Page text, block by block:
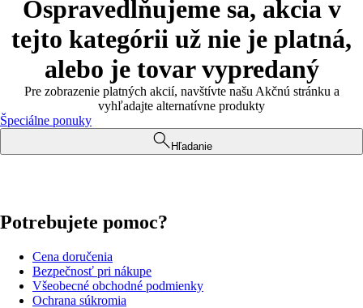
Ospravedlňujeme sa, akcia v
tejto kategórii už nie je platná,
alebo je tovar vypredaný
Pre zobrazenie platných akcií, navštívte našu Akčnú stránku a
vyhľadajte alternatívne produkty
Špeciálne ponuky
Hľadanie
Potrebujete pomoc?
Cena doručenia
Bezpečnosť pri nákupe
Všeobecné obchodné podmienky
Ochrana súkromia